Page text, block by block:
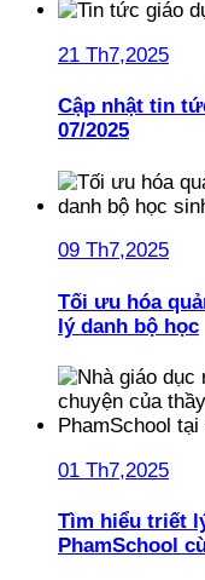
21 Th7,2025
Cập nhật tin
07/2025
09 Th7,2025
Tối ưu hóa
lý danh bộ học
01 Th7,2025
Tìm hiểu triết
PhamSchool